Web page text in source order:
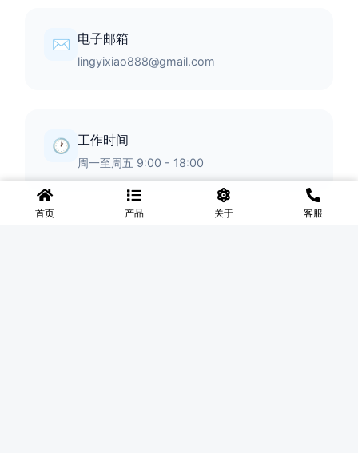
✉️ 电子邮箱
lingyixiao888@gmail.com
🕐 工作时间
周一至周五 9:00 - 18:00
首页 产品 关于 客服